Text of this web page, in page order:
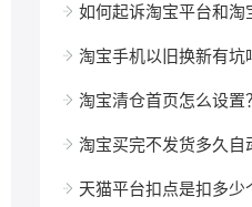
如何起诉淘宝平台和淘宝店铺
淘宝手机以旧换新有坑吗
淘宝清仓首页怎么设置？报
淘宝买完不发货多久自动退款？
天猫平台扣点是扣多少个点？天猫